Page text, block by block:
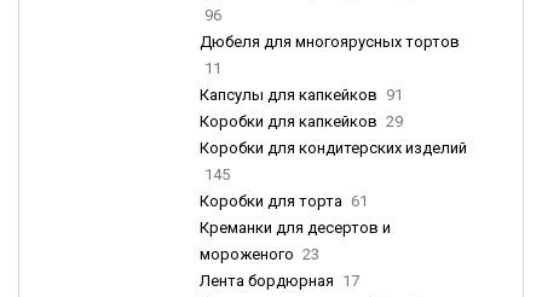
96
Дюбеля для многоярусных тортов
11
Капсулы для капкейков 91
Коробки для капкейков 29
Коробки для кондитерских изделий
145
Коробки для торта 61
Креманки для десертов и
мороженого 23
Лента бордюрная 17